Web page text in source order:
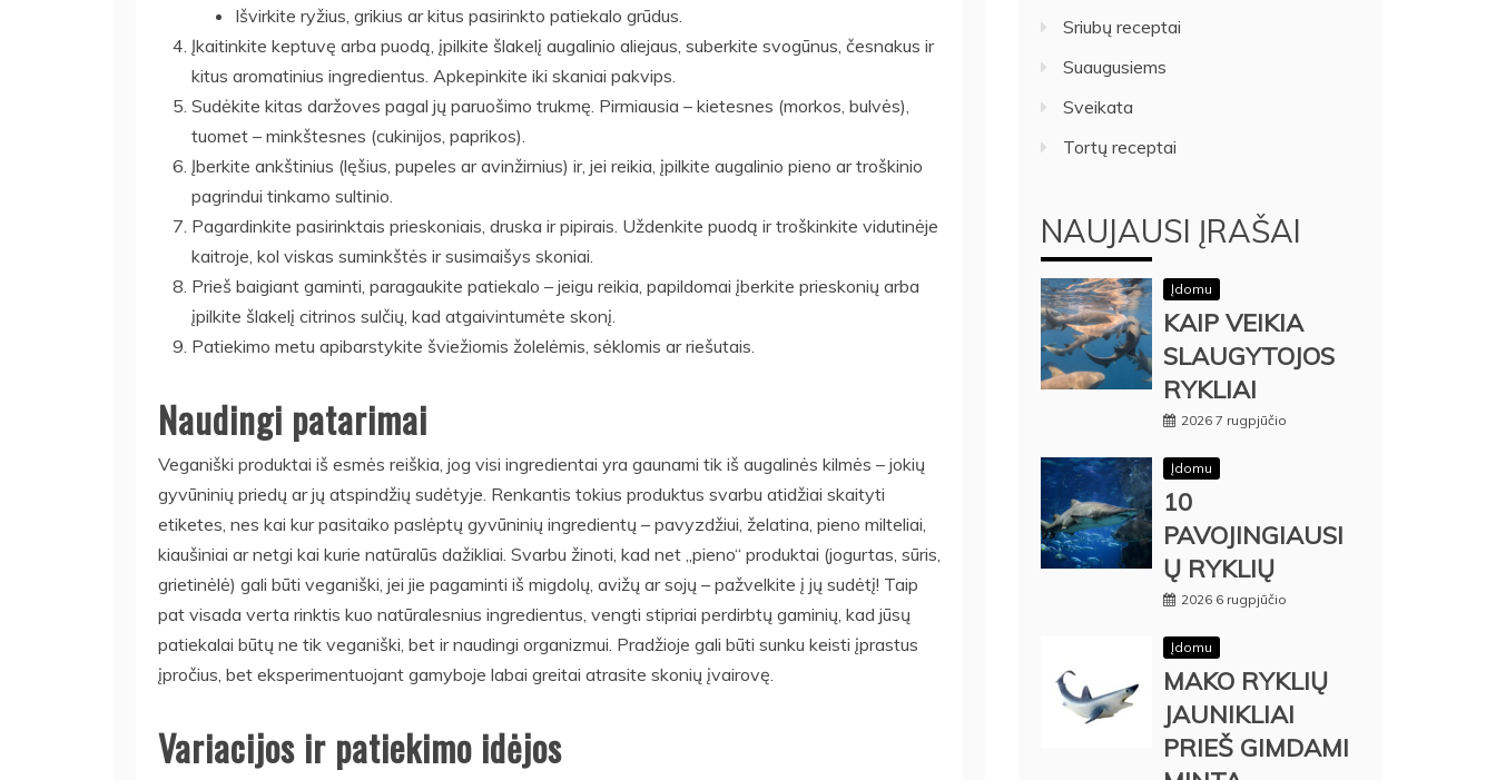
Išvirkite ryžius, grikius ar kitus pasirinkto patiekalo grūdus.
Įkaitinkite keptuvę arba puodą, įpilkite šlakelį augalinio aliejaus, suberkite svogūnus, česnakus ir
kitus aromatinius ingredientus. Apkepinkite iki skaniai pakvips.
Sudėkite kitas daržoves pagal jų paruošimo trukmę. Pirmiausia – kietesnes (morkos, bulvės),
tuomet – minkštesnes (cukinijos, paprikos).
Įberkite ankštinius (lęšius, pupeles ar avinžirnius) ir, jei reikia, įpilkite augalinio pieno ar troškinio
pagrindui tinkamo sultinio.
Pagardinkite pasirinktais prieskoniais, druska ir pipirais. Uždenkite puodą ir troškinkite vidutinėje
kaitroje, kol viskas suminkštės ir susimaišys skoniai.
Prieš baigiant gaminti, paragaukite patiekalo – jeigu reikia, papildomai įberkite prieskonių arba
įpilkite šlakelį citrinos sulčių, kad atgaivintumėte skonį.
Patiekimo metu apibarstykite šviežiomis žolelėmis, sėklomis ar riešutais.
Naudingi patarimai
Veganiški produktai iš esmės reiškia, jog visi ingredientai yra gaunami tik iš augalinės kilmės – jokių
gyvūninių priedų ar jų atspindžių sudėtyje. Renkantis tokius produktus svarbu atidžiai skaityti
etiketes, nes kai kur pasitaiko paslėptų gyvūninių ingredientų – pavyzdžiui, želatina, pieno milteliai,
kiaušiniai ar netgi kai kurie natūralūs dažikliai. Svarbu žinoti, kad net „pieno“ produktai (jogurtas, sūris,
grietinėlė) gali būti veganiški, jei jie pagaminti iš migdolų, avižų ar sojų – pažvelkite į jų sudėtį! Taip
pat visada verta rinktis kuo natūralesnius ingredientus, vengti stipriai perdirbtų gaminių, kad jūsų
patiekalai būtų ne tik veganiški, bet ir naudingi organizmui. Pradžioje gali būti sunku keisti įprastus
įpročius, bet eksperimentuojant gamyboje labai greitai atrasite skonių įvairovę.
Variacijos ir patiekimo idėjos
Sriubų receptai
Suaugusiems
Sveikata
Tortų receptai
NAUJAUSI ĮRAŠAI
Įdomu
KAIP VEIKIA
SLAUGYTOJOS
RYKLIAI
2026 7 rugpjūčio
Įdomu
10
PAVOJINGIAUSI
Ų RYKLIŲ
2026 6 rugpjūčio
Įdomu
MAKO RYKLIŲ
JAUNIKLIAI
PRIEŠ GIMDAMI